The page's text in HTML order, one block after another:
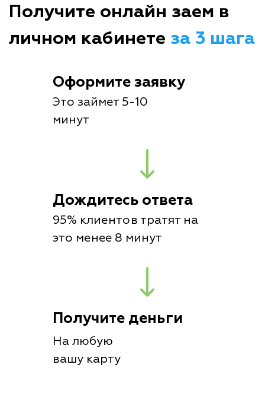
Получите онлайн заем в
личном кабинете за 3 шага
Оформите заявку
Это займет 5-10
минут
Дождитесь ответа
95% клиентов тратят на
это менее 8 минут
Получите деньги
На любую
вашу карту